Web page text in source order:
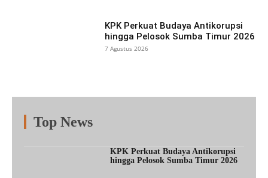
KPK Perkuat Budaya Antikorupsi
hingga Pelosok Sumba Timur 2026
7 Agustus 2026
Top News
KPK Perkuat Budaya Antikorupsi
hingga Pelosok Sumba Timur 2026